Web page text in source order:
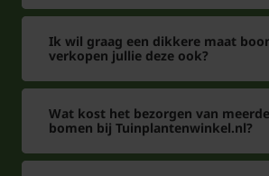
Ik wil graag een dikkere maat
verkopen jullie deze ook?
Wat kost het bezorgen van
bomen bij Tuinplantenwinkel.nl?